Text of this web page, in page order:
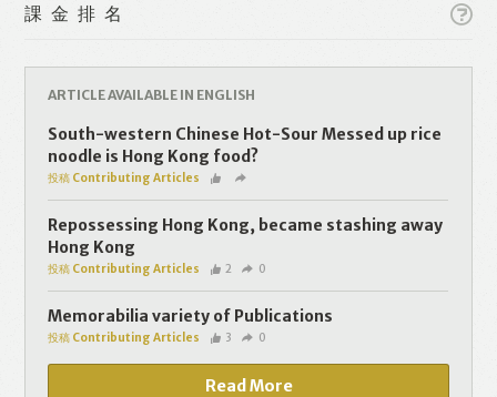
課金排名
ARTICLE AVAILABLE IN ENGLISH
South-western Chinese Hot-Sour Messed up rice
noodle is Hong Kong food?
投稿 Contributing Articles
Repossessing Hong Kong, became stashing away
Hong Kong
投稿 Contributing Articles 2 0
Memorabilia variety of Publications
投稿 Contributing Articles 3 0
Read More